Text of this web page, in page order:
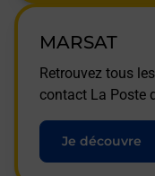
MARSAT
Retrouvez tous
contact La Poste
Je découvre